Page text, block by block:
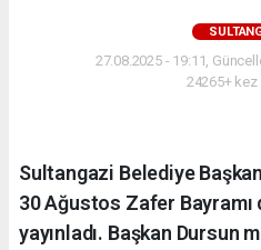
27.08.2025 - 19:11,
24265+
Sultangazi Belediye
30 Ağustos Zafer Bayramı
yayınladı. Başkan Dursun